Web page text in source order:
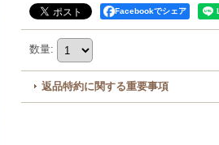
Facebookでシェア
数量:
返品特約に関する重要事項